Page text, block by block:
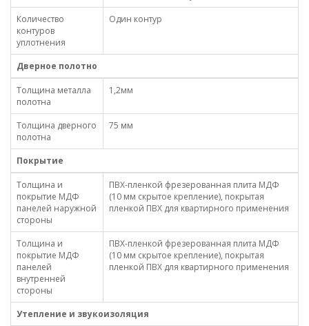
Количество
контуров
уплотнения
Один контур
Дверное полотно
Толщина металла
полотна
1,2мм
Толщина дверного
полотна
75 мм
Покрытие
Толщина и
покрытие МДФ
панелей наружной
стороны
ПВХ-пленкой фрезерованная плита МДФ
(10 мм скрытое крепление), покрытая
пленкой ПВХ для квартирного применения
Толщина и
покрытие МДФ
панелей
внутренней
стороны
ПВХ-пленкой фрезерованная плита МДФ
(10 мм скрытое крепление), покрытая
пленкой ПВХ для квартирного применения
Утепление и звукоизоляция